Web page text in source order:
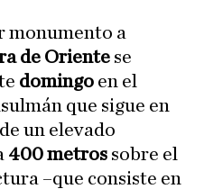
monumento a
de Oriente se
domingo en el
que sigue en
un elevado
400 metros sobre el
–que consiste en